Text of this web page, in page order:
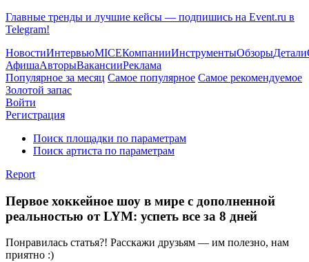
Главные тренды и лучшие кейсы — подпишись на Event.ru в
Telegram!
НовостиИнтервьюMICEКомпанииИнструментыОбзорыДетали
АфишаАвторыВакансииРеклама
Популярное за месяц Самое популярное Самое рекомендуемое
Золотой запас
Войти
Регистрация
Поиск площадки по параметрам
Поиск артиста по параметрам
Report
Первое хоккейное шоу в мире с дополненной
реальностью от LYM: успеть все за 8 дней
Понравилась статья?! Расскажи друзьям — им полезно, нам
приятно :)